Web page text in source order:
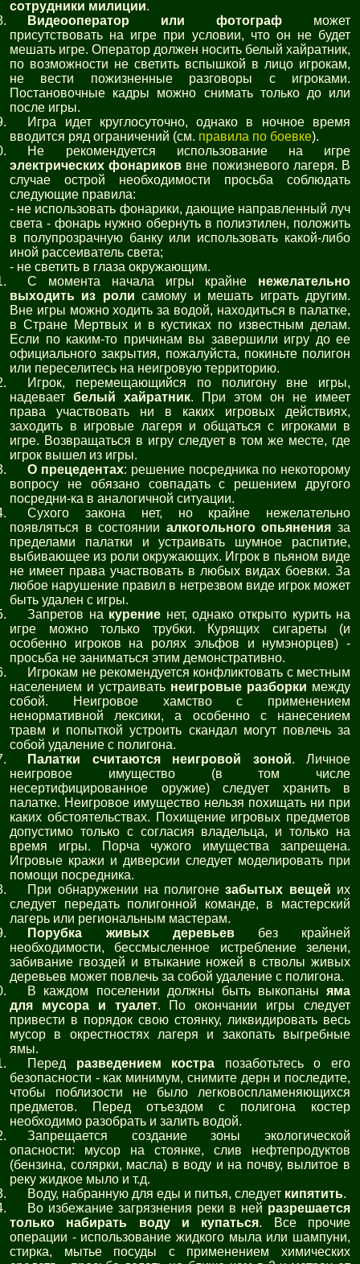
сотрудники милиции.
Видеооператор или фотограф может
присутствовать на игре при условии, что он не будет
мешать игре. Оператор должен носить белый хайратник,
по возможности не светить вспышкой в лицо игрокам,
не вести пожизненные разговоры с игроками.
Постановочные кадры можно снимать только до или
после игры.
Игра идет круглосуточно, однако в ночное время
вводится ряд ограничений (см. правила по боевке).
Не рекомендуется использование на игре
электрических фонариков вне пожизневого лагеря. В
случае острой необходимости просьба соблюдать
следующие правила:
- не использовать фонарики, дающие направленный луч
света - фонарь нужно обернуть в полиэтилен, положить
в полупрозрачную банку или использовать какой-либо
иной рассеиватель света;
- не светить в глаза окружающим.
С момента начала игры крайне нежелательно
выходить из роли самому и мешать играть другим.
Вне игры можно ходить за водой, находиться в палатке,
в Стране Мертвых и в кустиках по известным делам.
Если по каким-то причинам вы завершили игру до ее
официального закрытия, пожалуйста, покиньте полигон
или переселитесь на неигровую территорию.
Игрок, перемещающийся по полигону вне игры,
надевает белый хайратник. При этом он не имеет
права участвовать ни в каких игровых действиях,
заходить в игровые лагеря и общаться с игроками в
игре. Возвращаться в игру следует в том же месте, где
игрок вышел из игры.
О прецедентах: решение посредника по некоторому
вопросу не обязано совпадать с решением другого
посредни-ка в аналогичной ситуации.
Сухого закона нет, но крайне нежелательно
появляться в состоянии алкогольного опьянения за
пределами палатки и устраивать шумное распитие,
выбивающее из роли окружающих. Игрок в пьяном виде
не имеет права участвовать в любых видах боевки. За
любое нарушение правил в нетрезвом виде игрок может
быть удален с игры.
Запретов на курение нет, однако открыто курить на
игре можно только трубки. Курящих сигареты (и
особенно игроков на ролях эльфов и нумэнорцев) -
просьба не заниматься этим демонстративно.
Игрокам не рекомендуется конфликтовать с местным
населением и устраивать неигровые разборки между
собой. Неигровое хамство с применением
ненормативной лексики, а особенно с нанесением
травм и попыткой устроить скандал могут повлечь за
собой удаление с полигона.
Палатки считаются неигровой зоной. Личное
неигровое имущество (в том числе
несертифицированное оружие) следует хранить в
палатке. Неигровое имущество нельзя похищать ни при
каких обстоятельствах. Похищение игровых предметов
допустимо только с согласия владельца, и только на
время игры. Порча чужого имущества запрещена.
Игровые кражи и диверсии следует моделировать при
помощи посредника.
При обнаружении на полигонезабытых вещей их
следует передать полигонной команде, в мастерский
лагерь или региональным мастерам.
Порубка живых деревьевбез крайней
необходимости, бессмысленное истребление зелени,
забивание гвоздей и втыкание ножей в стволы живых
деревьев может повлечь за собой удаление с полигона.
В каждом поселении должны быть выкопаны яма
для мусора и туалет. По окончании игры следует
привести в порядок свою стоянку, ликвидировать весь
мусор в окрестностях лагеря и закопать выгребные
ямы.
Перед разведением костра позаботьтесь о его
безопасности - как минимум, снимите дерн и последите,
чтобы поблизости не было легковоспламеняющихся
предметов. Перед отъездом с полигона костер
необходимо разобрать и залить водой.
Запрещается создание зоны экологической
опасности: мусор на стоянке, слив нефтепродуктов
(бензина, солярки, масла) в воду и на почву, вылитое в
реку жидкое мыло и т.д.
Воду, набранную для еды и питья, следует кипятить.
Во избежание загрязнения реки в ней разрешается
только набирать воду и купаться. Все прочие
операции - использование жидкого мыла или шампуни,
стирка, мытье посуды с применением химических